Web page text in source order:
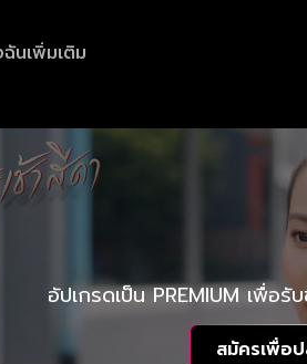
ฉันเพิ่มเติม
อัปเกรดเป็น PREMIUM เพื่
สมัครเพื่อ